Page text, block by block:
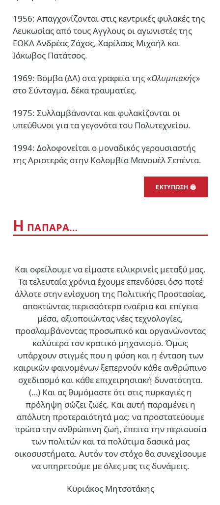
1956: Απαγχονίζονται στις κεντρικές φυλακές της
Λευκωσίας από τους Αγγλους οι αγωνιστές της
ΕΟΚΑ Ανδρέας Ζάχος, Χαρίλαος Μιχαήλ και
Ιάκωβος Πατάτσος.
1969: Βόμβα (ΔΑ) στα γραφεία της «Ολυμπιακής»
στο Σύνταγμα, δέκα τραυματίες.
1975: Συλλαμβάνονται και φυλακίζονται οι
υπεύθυνοι για τα γεγονότα του Πολυτεχνείου.
1994: Δολοφονείται ο μοναδικός γερουσιαστής
της Αριστεράς στην Κολομβία Μανουέλ Σεπέντα.
ΕΚΤΥΠΩΣΗ 🖨
Η ΠΑΠΑΡΑ…
Και οφείλουμε να είμαστε ειλικρινείς μεταξύ μας.
Τα τελευταία χρόνια έχουμε επενδύσει όσο ποτέ
άλλοτε στην ενίσχυση της Πολιτικής Προστασίας,
αποκτώντας περισσότερα εναέρια και επίγεια
μέσα, αξιοποιώντας νέες τεχνολογίες,
προσλαμβάνοντας προσωπικό και οργανώνοντας
καλύτερα τον κρατικό μηχανισμό. Όμως
υπάρχουν στιγμές που η φύση και η ένταση των
καιρικών φαινομένων ξεπερνούν κάθε ανθρώπινο
σχεδιασμό και κάθε επιχειρησιακή δυνατότητα.
(…) Και ας θυμόμαστε ότι στις πυρκαγιές η
πρόληψη σώζει ζωές. Και αυτή παραμένει η
απόλυτη προτεραιότητά μας: να προστατεύουμε
πρώτα την ανθρώπινη ζωή, έπειτα την περιουσία
των πολιτών και τα πολύτιμα δασικά μας
οικοσυστήματα. Αυτόν τον στόχο θα συνεχίσουμε
να υπηρετούμε με όλες μας τις δυνάμεις.
Κυριάκος Μητσοτάκης